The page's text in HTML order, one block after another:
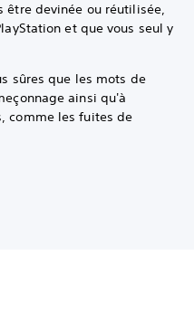
être devinée ou réutilisée,
et que vous seul y
sûres que les mots de
ainsi qu'à
comme les fuites de